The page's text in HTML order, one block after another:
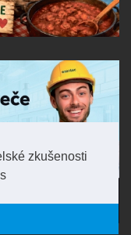
zkušenosti